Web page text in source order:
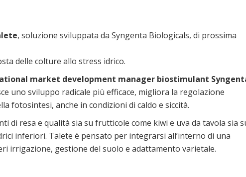
, soluzione sviluppata da Syngenta Biologicals, di prossima
delle colture allo stress idrico.
market development manager biostimulant
uno sviluppo radicale più efficace, migliora la regolazione
fotosintesi, anche in condizioni di caldo e siccità.
di resa e qualità sia su frutticole come kiwi e uva da tavola sia
inferiori. Talete è pensato per integrarsi all’interno di una
irrigazione, gestione del suolo e adattamento varietale.